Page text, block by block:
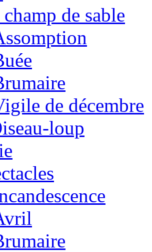
de sable
de décembre
loup